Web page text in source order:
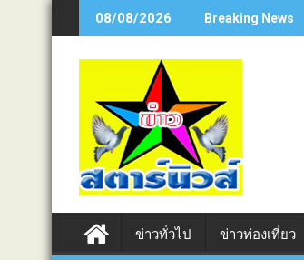
to
08/08/2026 Breaking News
ข่าวทั่วไป ข่าวท่องเที่ยว